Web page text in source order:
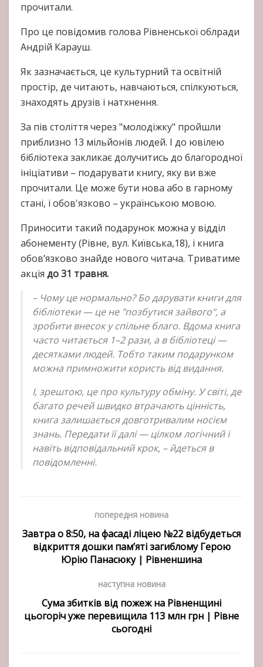
прочитали.
Про це повідомив голова Рівненської облради
Андрій Карауш.
Як зазначається, це культурний та освітній
простір, де читають, навчаються, спілкуються,
знаходять друзів і натхнення.
За пів століття через "молодіжку" пройшли
приблизно 13 мільйонів людей. І до ювілею
бібліотека закликає долучитись до благородної
ініціативи – подарувати книгу, яку ви вже
прочитали. Це може бути нова або в гарному
стані, і обов'язково – українською мовою.
Приносити такий подарунок можна у відділ
абонементу (Рівне, вул. Київська,18), і книга
обов’язково знайде нового читача. Триватиме
акція до 31 травня.
– Чому це нормально? Бо дарувати книги для
бібліотеки — це не "позбутися зайвого", а
зробити внесок у спільне благо. Вдома книга
часто читається 1–2 рази, а в бібліотеці —
десятками людей. Тобто таким подарунком
можна примножити користь від видання.
І, зрештою, це про культуру обміну. У світі, де
багато речей швидко втрачають цінність,
книга залишається довготривалим носієм
знань. Передати її далі — цілком логічний і
навіть відповідальний крок, – йдеться в
повідомленні.
попередня новина
Завтра о 8:50, на фасаді ліцею №22 відбудеться
відкриття дошки пам’яті загиблому Герою
Юрію Панасюку | Рівненшина
наступна новина
Сума збитків від пожеж на Рівненщині
цьогоріч уже перевищила 113 млн грн | Рівне
сьогодні